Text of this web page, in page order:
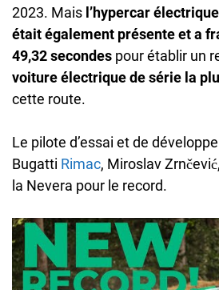
2023. Mais l’hypercar
était également présente et a
49,32 secondes pour établir un
voiture électrique de série la
cette route.
Le pilote d’essai et de
Bugatti Rimac, Miroslav
la Nevera pour le record.